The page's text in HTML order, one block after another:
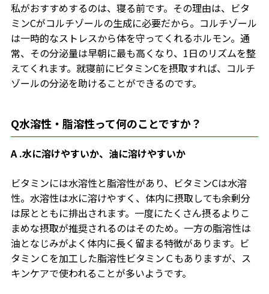
私がおすすめするのは、寝る前です。その理由は、ビタ
ミンCがコルチゾールの生成に必要だから。コルチゾール
は一時的なストレスから体を守ってくれるホルモン。通
常、その分泌量は早朝に最も高くなり、1日のリズムを整
えてくれます。就寝前にビタミンCを摂取すれば、コルチ
ゾールの分泌を助けることができるのです。
Q水溶性・脂溶性って何のことですか？
A .水に溶けやすいか、 油に溶けやすいか
ビタミンには水溶性と脂溶性があり、ビタミンCは水溶
性。水溶性は水に溶けやすく、体内に摂取しても余剰分
は尿とともに排出されます。一度にたくさん摂るよりこ
まめな摂取が推奨されるのはそのため。一方の脂溶性は
油となじみがよく体内に長く留まる特徴があります。ビ
タミンＣを加工した脂溶性ビタミンＣもありますが、ス
キンケアで使われることが多いようです。